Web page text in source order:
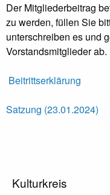
Der Mitgliederbeitrag
zu werden, füllen Sie
unterschreiben es und
Vorstandsmitglieder ab.
Beitrittserklärung
Satzung (23.01.2024)
Kulturkreis